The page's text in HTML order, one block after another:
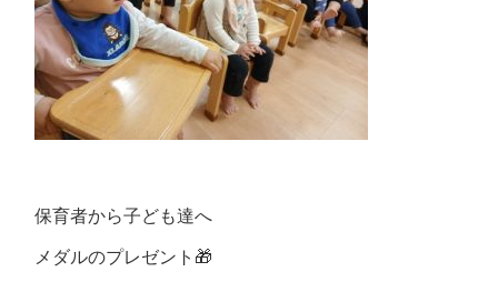
保育者から子ども達へ
メダルのプレゼント🎁